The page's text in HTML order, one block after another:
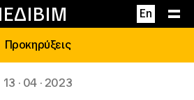
En
Προκηρύξεις
13 · 04 · 2023